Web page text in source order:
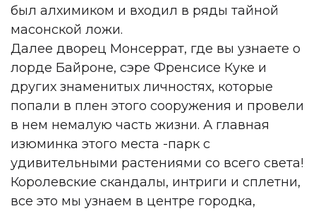
был алхимиком и входил в ряды тайной
масонской ложи.
Далее дворец Монсеррат, где вы узнаете о
лорде Байроне, сэре Френсисе Куке и
других знаменитых личностях, которые
попали в плен этого сооружения и провели
в нем немалую часть жизни. А главная
изюминка этого места -парк с
удивительными растениями со всего света!
Королевские скандалы, интриги и сплетни,
все это мы узнаем в центре городка,